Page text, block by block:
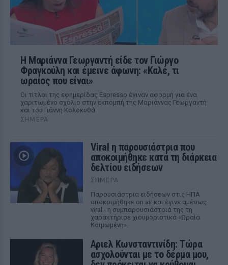
Η Μαριάννα Γεωργαντή είδε τον Γιώργο
Φραγκούλη και έμεινε άφωνη: «Καλέ, τι
ωραίος που είναι»
Οι τίτλοι της εφημερίδας Espresso έγιναν αφορμή για ένα
χαριτωμένο σχόλιο στην εκπομπή της Μαριάννας Γεωργαντή
και του Γιάννη Κολοκυθά
ΣΉΜΕΡΑ
Viral η παρουσιάστρια που
αποκοιμήθηκε κατά τη διάρκεια
δελτίου ειδήσεων
ΣΉΜΕΡΑ
Παρουσιάστρια ειδήσεων στις ΗΠΑ
αποκοιμήθηκε on air και έγινε αμέσως
viral - η συμπαρουσιάστριά της τη
χαρακτήρισε χιουμοριστικά «Ωραία
Κοιμωμένη».
Αριελ Κωνσταντινίδη: Τώρα
ασχολούνται με το δέρμα μου,